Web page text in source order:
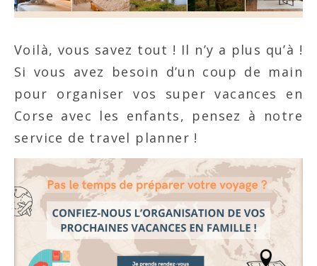
Voilà, vous savez tout ! Il n’y a plus qu’à !
Si vous avez besoin d’un coup de main
pour organiser vos super vacances en
Corse avec les enfants, pensez à notre
service de travel planner !